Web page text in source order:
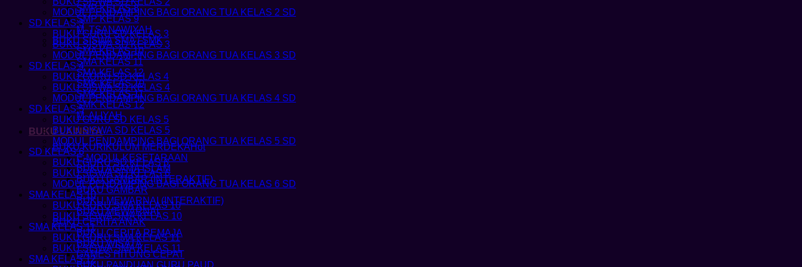
SMP KELAS 8
SMP KELAS 9
M. TSANAWIYAH
BUKU SISWA SMA / SMK
SMA KELAS 10
SMA KELAS 11
SMA KELAS 12
SMK KELAS 10
SMK KELAS 11
SMK KELAS 12
M. ALIYAH
BUKU LAINNYA
BUKU KURIKULUM MERDEKA
E-MODUL KESETARAAN
BUKU AGAMA ISLAM
BUKU GAMBAR (INTERAKTIF)
BUKU GAMBAR
BUKU MEWARNAI (INTERAKTIF)
BUKU MEWARNAI
BUKU CERITA ANAK
BUKU CERITA REMAJA
BUKU WISATA
GAMES HITUNG CEPAT
BUKU PANDUAN GURU PAUD
MODUL PENDAMPING BAGI ORANG TUA KELAS 2 SD
SD KELAS 3
BUKU GURU SD KELAS 3
BUKU SISWA SD KELAS 3
MODUL PENDAMPING BAGI ORANG TUA KELAS 3 SD
SD KELAS 4
BUKU GURU SD KELAS 4
BUKU SISWA SD KELAS 4
MODUL PENDAMPING BAGI ORANG TUA KELAS 4 SD
SD KELAS 5
BUKU GURU SD KELAS 5
BUKU SISWA SD KELAS 5
MODUL PENDAMPING BAGI ORANG TUA KELAS 5 SD
SD KELAS 6
BUKU GURU SD KELAS 6
BUKU SISWA SD KELAS 6
MODUL PENDAMPING BAGI ORANG TUA KELAS 6 SD
SMA KELAS 10
BUKU GURU SMA KELAS 10
BUKU SISWA SMA KELAS 10
SMA KELAS 11
BUKU GURU SMA KELAS 11
BUKU SISWA SMA KELAS 11
SMA KELAS 12